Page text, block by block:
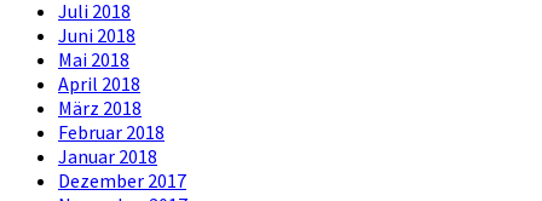
Juli 2018
Juni 2018
Mai 2018
April 2018
März 2018
Februar 2018
Januar 2018
Dezember 2017